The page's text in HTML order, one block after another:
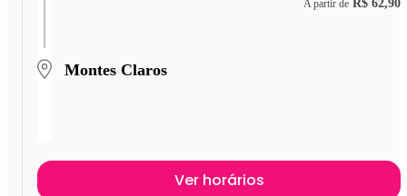
Montes Claros
A partir de R$ 62,90
Ver horários